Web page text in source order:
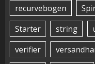
recurvebogen
Starter
string
verifier